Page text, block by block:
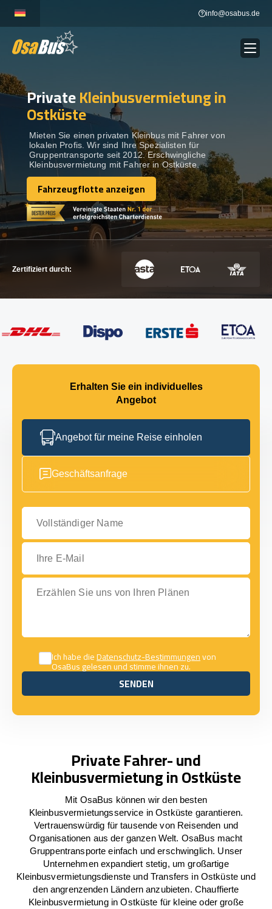
content
info@osabus.de
BUSVERMIETUNG Show dropdown
REISEZIELE
FLOTTE
KONTAKTIEREN SIE UNS
KONTAKTIEREN SIE UNS
PrivateKleinbusvermietung in
Ostküste
Mieten Sie einen privaten Kleinbus mit Fahrer von
lokalen Profis. Wir sind Ihre Spezialisten für
Gruppentransporte seit 2012. Erschwingliche
Kleinbusvermietung mit Fahrer in Ostküste.
Fahrzeugflotte anzeigen
Fahrzeugflotte anzeigen
Zertifiziert durch:
Erhalten Sie ein individuelles
Angebot
Angebot für meine Reise einholen
Geschäftsanfrage
Vollständiger Name
Ihre E-Mail
Erzählen Sie uns von Ihren Plänen
Ich habe dieDatenschutz-Bestimmungenvon
OsaBus gelesen und stimme ihnen zu.
SENDEN
SENDEN
Private Fahrer- und
Kleinbusvermietung in Ostküste
Mit OsaBus können wir den besten
Kleinbusvermietungsservice in Ostküste garantieren.
Vertrauenswürdig für tausende von Reisenden und
Organisationen aus der ganzen Welt. OsaBus macht
Gruppentransporte einfach und erschwinglich. Unser
Unternehmen expandiert stetig, um großartige
Kleinbusvermietungsdienste und Transfers in Ostküste und
den angrenzenden Ländern anzubieten. Chauffierte
Kleinbusvermietung in Ostküste für kleine oder große